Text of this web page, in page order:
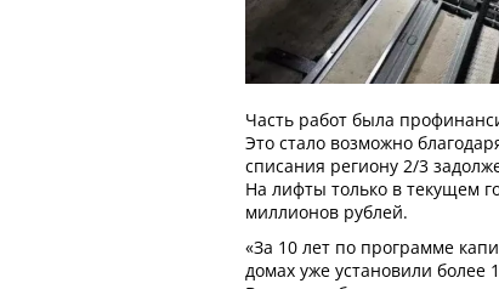
Часть работ была
Это стало возможно
списания региону 2/3
На лифты только в текущем
миллионов рублей.
«За 10 лет по программе
домах уже установили